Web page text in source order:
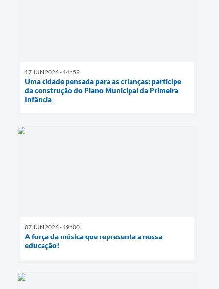
17 JUN 2026 - 14h59
Uma cidade pensada para as crianças: participe
da construção do Plano Municipal da Primeira
Infância
07 JUN 2026 - 19h00
A força da música que representa a nossa
educação!